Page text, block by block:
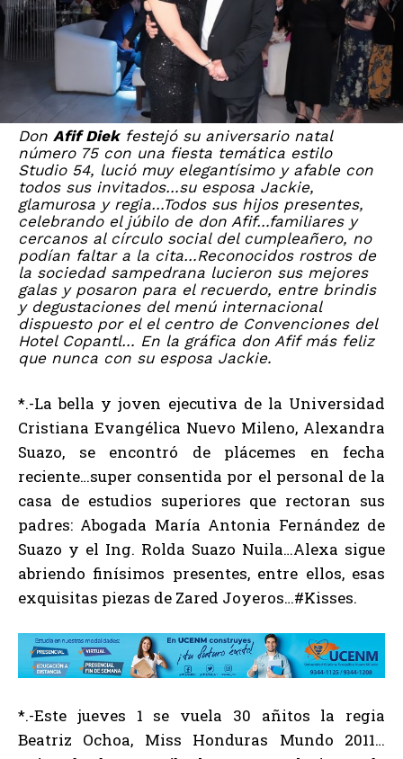
Don Afif Diekfestejó su aniversario natal
número 75 con una fiesta temática estilo
Studio 54, lució muy elegantísimo y afable con
todos sus invitados…su esposa Jackie,
glamurosa y regia…Todos sus hijos presentes,
celebrando el júbilo de don Afif…familiares y
cercanos al círculo social del cumpleañero, no
podían faltar a la cita…Reconocidos rostros de
la sociedad sampedrana lucieron sus mejores
galas y posaron para el recuerdo, entre brindis
y degustaciones del menú internacional
dispuesto por el el centro de Convenciones del
Hotel Copantl… En la gráfica don Afif más feliz
que nunca con su esposa Jackie.
*.-La bella y joven ejecutiva de la Universidad
Cristiana Evangélica Nuevo Mileno, Alexandra
Suazo, se encontró de plácemes en fecha
reciente…super consentida por el personal de la
casa de estudios superiores que rectoran sus
padres: Abogada María Antonia Fernández de
Suazo y el Ing. Rolda Suazo Nuila…Alexa sigue
abriendo finísimos presentes, entre ellos, esas
exquisitas piezas de Zared Joyeros…#Kisses.
*.-Este jueves 1 se vuela 30 añitos la regia
Beatriz Ochoa, Miss Honduras Mundo 2011…